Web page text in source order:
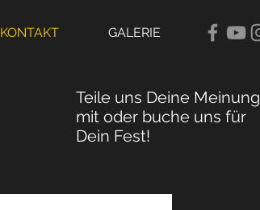
KONTAKT GALERIE
Teile uns Deine Meinung
mit oder buche uns für
Dein Fest!